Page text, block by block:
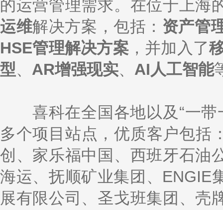
的运营管理需求。在位于上海
运维解决方案，包括： 资产管
HSE管理解决方案，并加入了
型、 AR增强现实、 AI人工智能
喜科在全国各地以及“一带
多个项目站点，优质客户包括
创、家乐福中国、西班牙石油
海运、抚顺矿业集团、ENGIE
展有限公司、圣戈班集团、壳